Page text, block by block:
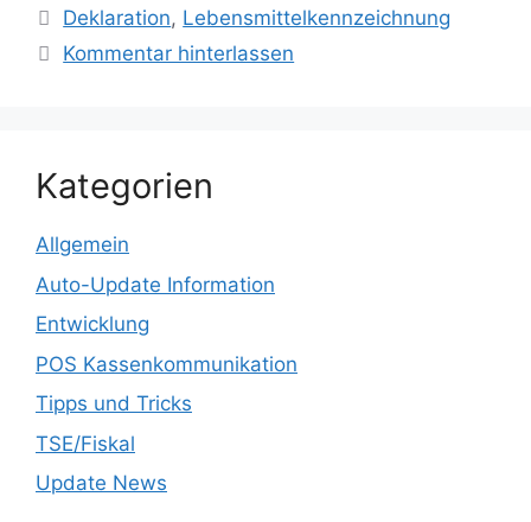
Schlagwörter
Deklaration, Lebensmittelkennzeichnung
Kommentar hinterlassen
Kategorien
Allgemein
Auto-Update Information
Entwicklung
POS Kassenkommunikation
Tipps und Tricks
TSE/Fiskal
Update News